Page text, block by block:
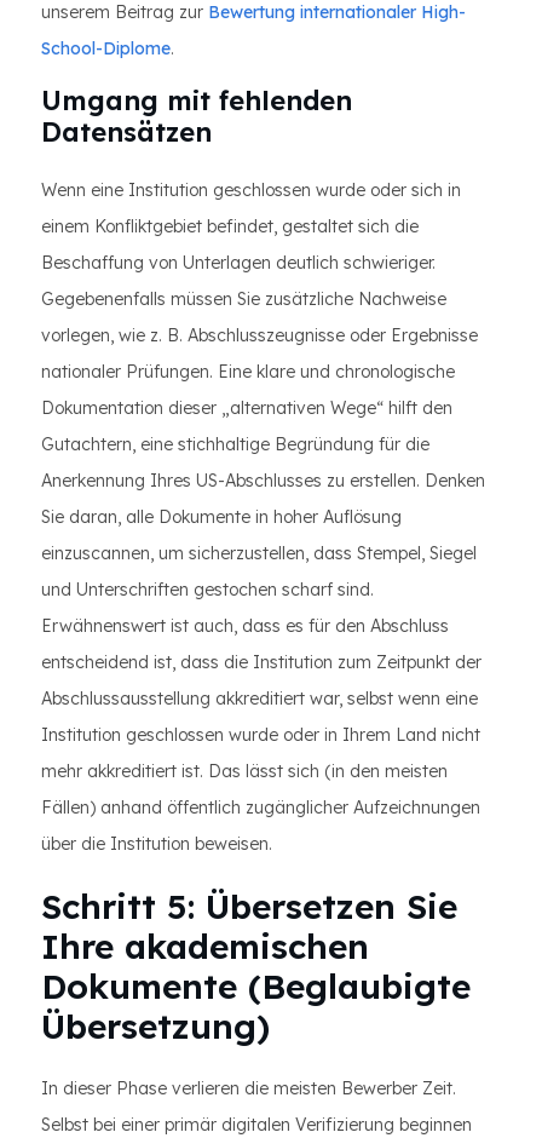
unserem Beitrag zur Bewertung internationaler High-
School-Diplome.
Umgang mit fehlenden
Datensätzen
Wenn eine Institution geschlossen wurde oder sich in
einem Konfliktgebiet befindet, gestaltet sich die
Beschaffung von Unterlagen deutlich schwieriger.
Gegebenenfalls müssen Sie zusätzliche Nachweise
vorlegen, wie z. B. Abschlusszeugnisse oder Ergebnisse
nationaler Prüfungen. Eine klare und chronologische
Dokumentation dieser „alternativen Wege“ hilft den
Gutachtern, eine stichhaltige Begründung für die
Anerkennung Ihres US-Abschlusses zu erstellen. Denken
Sie daran, alle Dokumente in hoher Auflösung
einzuscannen, um sicherzustellen, dass Stempel, Siegel
und Unterschriften gestochen scharf sind.
Erwähnenswert ist auch, dass es für den Abschluss
entscheidend ist, dass die Institution zum Zeitpunkt der
Abschlussausstellung akkreditiert war, selbst wenn eine
Institution geschlossen wurde oder in Ihrem Land nicht
mehr akkreditiert ist. Das lässt sich (in den meisten
Fällen) anhand öffentlich zugänglicher Aufzeichnungen
über die Institution beweisen.
Schritt 5: Übersetzen Sie
Ihre akademischen
Dokumente (Beglaubigte
Übersetzung)
In dieser Phase verlieren die meisten Bewerber Zeit.
Selbst bei einer primär digitalen Verifizierung beginnen